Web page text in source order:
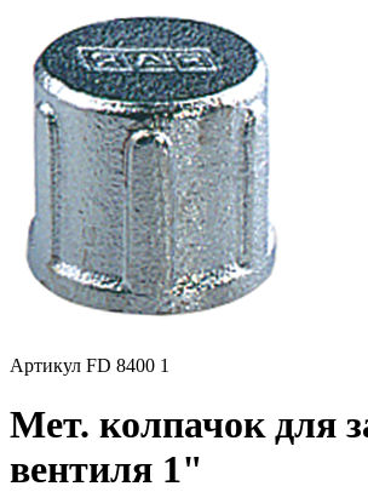
Артикул FD 8400 1
Мет. колпачок для
вентиля 1"